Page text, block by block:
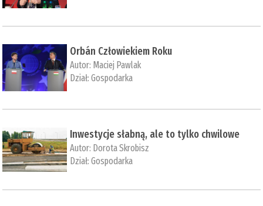
Orbán Człowiekiem Roku
Autor: Maciej Pawlak
Dział:Gospodarka
Inwestycje słabną, ale to tylko chwilowe
Autor: Dorota Skrobisz
Dział:Gospodarka